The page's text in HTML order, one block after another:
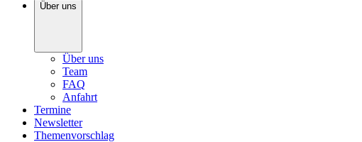
Über uns
Über uns
Team
FAQ
Anfahrt
Termine
Newsletter
Themenvorschlag